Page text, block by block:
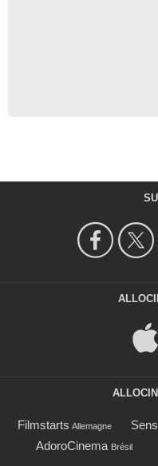
Filmstarts Allemagne
AdoroCinema Brésil